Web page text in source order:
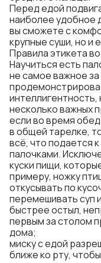
Перед едой
наиболее удобное
вы сможете с
крупные суши, но и
Правила этикета
Научиться есть
не самое важное
несколько важных
если во время
в общей тарелке,
всё, что подается
палочками.
куски пищи,
примеру, ножку
откусывать по
перемешивать суп
быстрее остыл,
первым за столом
дома;
миску с едой
ближе ко рту,